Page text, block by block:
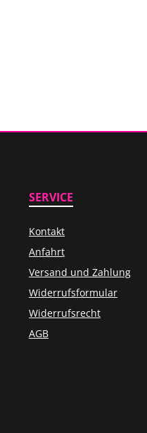
SERVICE
Kontakt
Anfahrt
Versand und Zahlung
Widerrufsformular
Widerrufsrecht
AGB